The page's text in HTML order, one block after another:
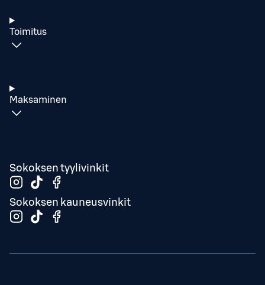
Toimitus
Maksaminen
Sokoksen tyylivinkit
Sokoksen kauneusvinkit